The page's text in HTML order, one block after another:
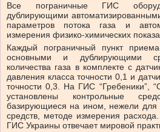
Все пограничные ГИС
дублирующими
параметров потока газа и
измерения физико-химических
Каждый пограничный пункт
основными и дублирующими
количества газа в комплекте с
давления класса точности 0,1 и
точности 0,3. На ГИС “Гребеники”,
установлены контрольные
базирующиеся на ином, нежели
средств, методе измерения
ГИС Украины отвечает мировой